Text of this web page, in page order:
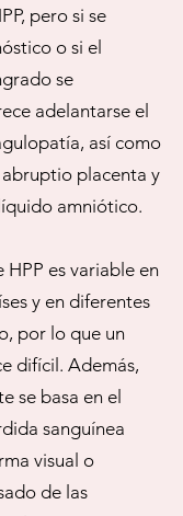
pero si se
o si el
se
adelantarse el
así como
abruptio placenta y
amniótico.
HPP es variable en
y en diferentes
por lo que un
difícil. Además,
se basa en el
sanguínea
visual o
de las